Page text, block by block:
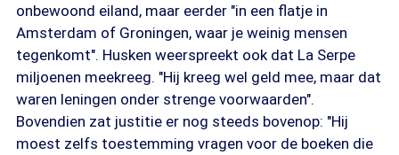
onbewoond eiland, maar eerder "in een flatje in
Amsterdam of Groningen, waar je weinig mensen
tegenkomt". Husken weerspreekt ook dat La Serpe
miljoenen meekreeg. "Hij kreeg wel geld mee, maar dat
waren leningen onder strenge voorwaarden".
Bovendien zat justitie er nog steeds bovenop: "Hij
moest zelfs toestemming vragen voor de boeken die